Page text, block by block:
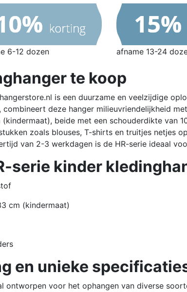
6-12 dozen afname 13-24
te koop
is een duurzame en veelzijdige
deze hanger milieuvriendelijkheid
beide met een schouderdikte van
zoals blouses, T-shirts en truitjes netjes
van 2-3 werkdagen is de HR-serie ideaal
serie kinder
cm (kindermaat)
en unieke
ontworpen voor het ophangen van diverse